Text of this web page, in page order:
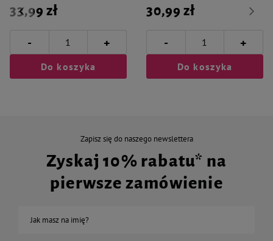
33,99 zł
- +
Do koszyka
30,99 zł
- +
Do koszyka
Zapisz się do naszego newslettera
Zyskaj 10% rabatu* na
pierwsze zamówienie
Jak masz na imię?